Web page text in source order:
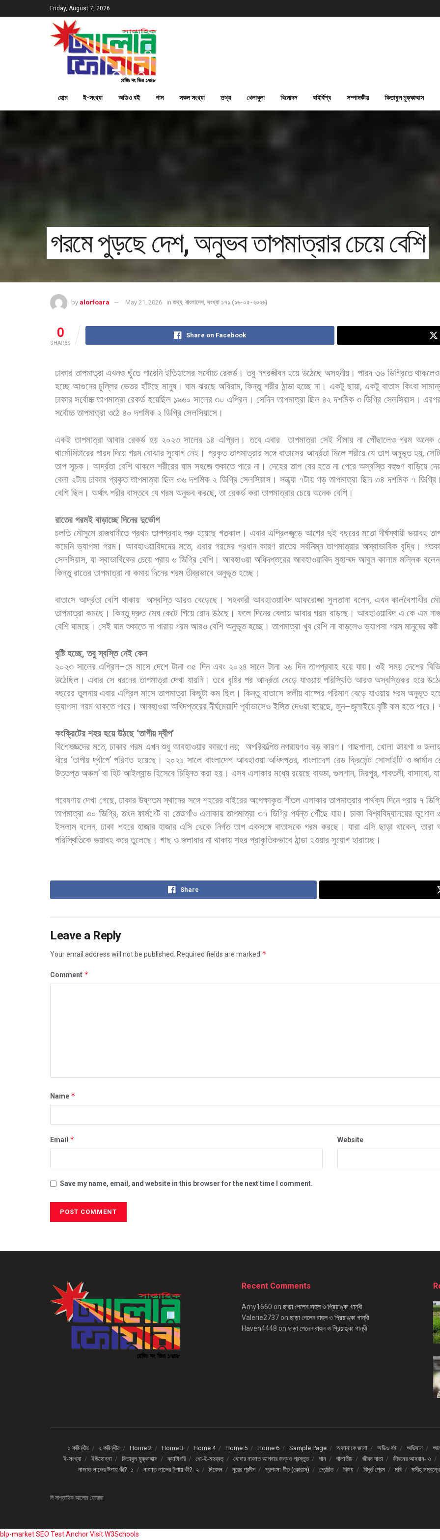
Friday, August 7, 2026
হোম ই-সংখ্যা অডিও বই গান সকল সংখ্যা তথ্য খেলাধুলা বিনোদন বহির্বিশ্ব সম্পাদকীয় কিতাবুল মুক্কাদ্দাস
গরমে পুড়ছে দেশ, অনুভব তাপমাত্রার চেয়ে বেশি
by alorfoara May 21, 2026 in তথ্য, বাংলাদেশ, সংখ্যা ১৭১ (১৬-০৫-২০২৬)
0
SHARES
Share on Facebook
ঢাকার তাপমাত্রা এখনও ছুঁতে পারেনি ইতিহাসের সর্বোচ্চ রেকর্ড। তবু নগরজীবন হয়ে উঠেছে অসহনীয়। পারদ ৩৬ ডিগ্রিতে থাকলেও
হচ্ছে আগুনের চুল্লির ভেতর হাঁটছে মানুষ। ঘাম ঝরছে অবিরাম,কিন্তু শরীর ঠান্ডা হচ্ছে না। একটু ছায়া,একটু বাতাস কিংবা
ঢাকার সর্বোচ্চ তাপমাত্রা রেকর্ড হয়েছিল ১৯৬০ সালের ৩০ এপ্রিল। সেদিন তাপমাত্রা ছিল ৪২ দশমিক ৩ ডিগ্রি সেলসিয়াস।
সর্বোচ্চ তাপমাত্রা ওঠে ৪০ দশমিক ২ ডিগ্রি সেলসিয়াসে।
একই তাপমাত্রা আবার রেকর্ড হয় ২০২৩ সালের ১৪ এপ্রিল। তবে এবার তাপমাত্রা সেই সীমায় না পৌঁছালেও গরম অনেক
থার্মোমিটারের পারদ দিয়ে গরম বোঝার সুযোগ নেই। প্রকৃত তাপমাত্রার সঙ্গে বাতাসের আর্দ্রতা মিলে শরীরে যে তাপ অনুভূত হয়,
তাপ সূচক। আর্দ্রতা বেশি থাকলে শরীরের ঘাম সহজে শুকাতে পারে না। দেহের তাপ বের হতে না পেরে অস্বস্তি বহুগুণ বাড়িয়ে
বেলা ২টায় ঢাকার প্রকৃত তাপমাত্রা ছিল ৩৬ দশমিক ২ ডিগ্রি সেলসিয়াস। সন্ধ্যা ৭টায় গড় তাপমাত্রা ছিল ৩৪ দশমিক ৭ ডিগ্রি।
বেশি ছিল। অর্থাৎ শরীর বাস্তবে যে গরম অনুভব করছে,তা রেকর্ড করা তাপমাত্রার চেয়ে অনেক বেশি।
রাতের গরমই বাড়াচ্ছে দিনের দুর্ভোগ
চলতি মৌসুমে রাজধানীতে প্রথম তাপপ্রবাহ শুরু হয়েছে গতকাল। এবার এপ্রিলজুড়ে আগের দুই বছরের মতো দীর্ঘস্থায়ী ভয়াবহ
কমেনি ভ্যাপসা গরম। আবহাওয়াবিদদের মতে, এবার গরমের প্রধান কারণ রাতের সর্বনিম্ন তাপমাত্রার অস্বাভাবিক বৃদ্ধি।
সেলসিয়াস, যা স্বাভাবিকের চেয়ে প্রায় ৬ ডিগ্রি বেশি। আবহাওয়া অধিদপ্তরের আবহাওয়াবিদ মুহাম্মদ আবুল কালাম মল্লিক বলেন
কিন্তু রাতের তাপমাত্রা না কমায় দিনের গরম তীব্রভাবে অনুভূত হচ্ছে।
বাতাসে আর্দ্রতা বেশি থাকায় অস্বস্তি আরও বেড়েছে। সহকারী আবহাওয়াবিদ আফরোজা সুলতানা বলেন, এখন কালবৈশাখীর
তাপমাত্রা কমছে। কিন্তু দ্রুত মেঘ কেটে গিয়ে রোদ উঠছে। ফলে দিনের বেলায় আবার গরম বাড়ছে। আবহাওয়াবিদ এ কে এম
বেশি ঘামছে। সেই ঘাম শুকাতে না পারায় গরম আরও বেশি অনুভূত হচ্ছে। তাপমাত্রা খুব বেশি না বাড়লেও ভ্যাপসা গরম মানুষের কষ্ট
বৃষ্টি হচ্ছে,তবু স্বস্তি নেই কেন
২০২৩ সালের এপ্রিল–মে মাসে দেশে টানা ৩৫ দিন এবং ২০২৪ সালে টানা ২৬ দিন তাপপ্রবাহ বয়ে যায়। ওই সময় দেশের
উঠেছিল। এবার সে ধরনের তাপমাত্রা দেখা যায়নি। তবে বৃষ্টির পর আর্দ্রতা বেড়ে যাওয়ায় পরিস্থিতি আরও অস্বস্তিকর হয়ে
বছরের তুলনায় এবার এপ্রিল মাসে তাপমাত্রা কিছুটা কম ছিল। কিন্তু বাতাসে জলীয় বাষ্পের পরিমাণ বেড়ে যাওয়ায় গরম অনুভূত
ভ্যাপসা গরম থাকতে পারে। আবহাওয়া অধিদপ্তরের দীর্ঘমেয়াদি পূর্বাভাসেও ইঙ্গিত দেওয়া হয়েছে, জুন–জুলাইয়ে বৃষ্টি কম হতে পারে।
কংক্রিটের শহর হয়ে উঠছে‘তাপীয় দ্বীপ’
বিশেষজ্ঞদের মতে,ঢাকার গরম এখন শুধু আবহাওয়ার কারণে নয়; অপরিকল্পিত নগরায়ণও বড় কারণ। গাছপালা, খোলা জায়গা ও
ধীরে ‘তাপীয় দ্বীপে’পরিণত হয়েছে। ২০২১ সালে বাংলাদেশ আবহাওয়া অধিদপ্তর,বাংলাদেশ রেড ক্রিসেন্ট সোসাইটি ও জার্মান
উত্তপ্ত অঞ্চল’ বা হিট আইল্যান্ড হিসেবে চিহ্নিত করা হয়। এসব এলাকার মধ্যে রয়েছে বাড্ডা, গুলশান, মিরপুর, গাবতলী, বাসাবো,
গবেষণায় দেখা গেছে, ঢাকার উষ্ণতম স্থানের সঙ্গে শহরের বাইরের অপেক্ষাকৃত শীতল এলাকার তাপমাত্রার পার্থক্য দিনে প্রায় ৭
তাপমাত্রা ৩০ ডিগ্রি,তখন ফার্মগেট বা তেজগাঁও এলাকায় তাপমাত্রা ৩৭ ডিগ্রি পর্যন্ত পৌঁছে যায়। ঢাকা বিশ্ববিদ্যালয়ের ভূগোল
ইসলাম বলেন,ঢাকা শহরে হাজার হাজার এসি থেকে নির্গত তাপ একসঙ্গে বাতাসকে গরম করছে। যারা এসি ছাড়া থাকেন,তারা
পরিস্থিতিকে ভয়াবহ করে তুলেছে। গাছ ও জলাধার না থাকায় শহর প্রাকৃতিকভাবে ঠান্ডা হওয়ার সুযোগ হারাচ্ছে।
Share
Leave a Reply
Your email address will not be published. Required fields are marked *
Comment *
Name *
Email * Website
Save my name, email, and website in this browser for the next time I comment.
Recent Comments
Amy1660 on ছাড়া পেলেন রাহুল ও প্রিয়াঙ্কা গান্ধী
Valerie2737 on ছাড়া পেলেন রাহুল ও প্রিয়াঙ্কা গান্ধী
Haven4448 on ছাড়া পেলেন রাহুল ও প্রিয়াঙ্কা গান্ধী
১ করিন্থীয় ২ করিন্থীয় Home 2 Home 3 Home 4 Home 5 Home 6 Sample Page অজানাকে জানা অডিও বই অভিযান
ই-সংখ্যা
ইউহোন্না কিতাবুল মুক্কাদ্দাস ক্যাটাগরি খো-ই-মহব্বত্ খোদার নাজাত আপনার জন্যও প্রস্তুত গান গালাতীয় জীবন দাতা জীবনের আহবান- ৩
নাজাত লাভের উপায় কী?- ১
নাজাত লাভের উপায় কী?- ২ নিবেদন নূরের প্রদীপ প্রশংসা গীত (কোরাস্) প্রেরিত বিজয় বিমূর্ত প্রেম মথি মসীহ্
দি সাপ্তাহিক আলোর ফোয়ারা
blp-marketSEO Test AnchorVisit W3Schools